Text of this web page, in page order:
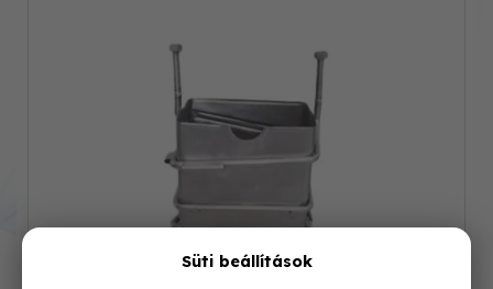
Süti beállítások